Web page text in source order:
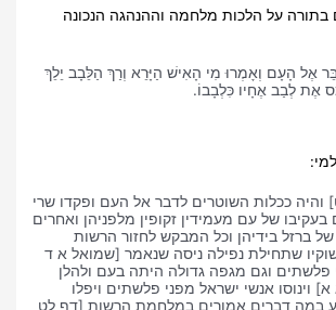
על הלכות מלחמה וההנהגה הנכונה
אֶל הָעָם וְאָמְרוּ מִי הָאִישׁ הַיָּרֵא וְרַךְ הַלֵּבָב יֵלֵךְ
אֶת לְבַב אֶחָיו כִּלְבָבוֹ.
והיה ככלות השוטרים לדבר אל העם ופקדו שרי
של עם מעמידין זקופין מלפניהן ואחרים
ברזל בידיהן וכל המבקש לחזור הרשות
שתחילת נפילה ניסה שנאמר [שמואל א ד
פלשתים וגם מגפה גדולה היתה בעם ולהלן
וינוסו אנשי ישראל מפני פלשתים ויפלו
במה דברים אמורים במלחמת הרשות [דף לט